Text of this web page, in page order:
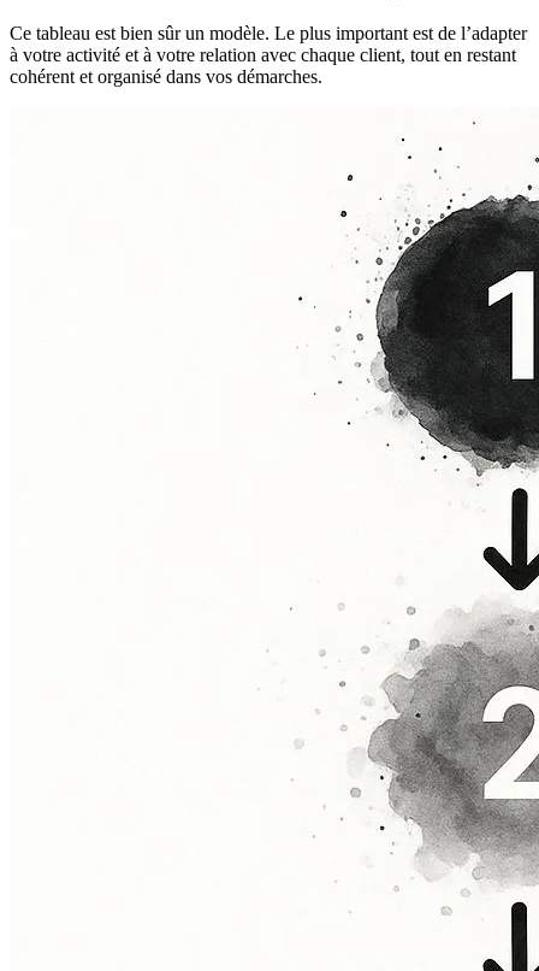
Ce tableau est bien sûr un modèle. Le plus important est de l’adapter
à votre activité et à votre relation avec chaque client, tout en restant
cohérent et organisé dans vos démarches.